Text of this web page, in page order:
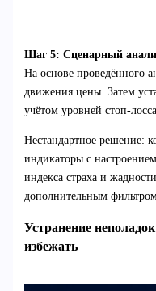
Шаг 5: Сценарный
На основе проведённого
движения цены. Затем
учётом уровней стоп-
Нестандартное решение:
индикаторы с
индекса страха и
дополнительным
Устранение
избежать